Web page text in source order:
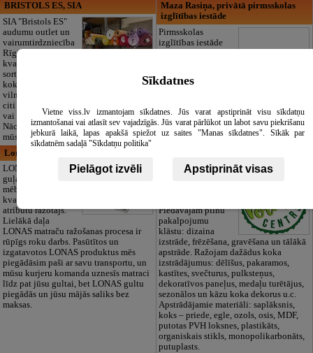
BRISTOLS ES, SIA
SIA "Bristols ES"
audumu outlet un
vairumtirdzniecība
Rīgā. Plašs un
kvalitatīvs tekstila
sortiments:
kokvilna, lins, zīds,
vilna, trikotāža un
citi audumi šūšanai
vai ražošanai.
Nāciet un iepazīstieties ar pilnu klāstu
mūsu noliktavā klātienē!
Maza Rasiņa, privātā pirmsskolas
izglītības iestāde
Pirmsskolas
izglītības iestāde
Pārdaugavā,
Zasulaukā, bērniem
(LV/RU), logopēds, speciālais atbalsts,
pulciņi, liela zaļa teritorija un 3x
ēdināšana. Strādājam visu gadu!
Lonas Latvija, SIA, veikals
LONAS - ir
guļamistabas
mēbeļu un citu
kvalitatīva miega
atribūtu ražotājs.
Lielākā daļa
LONAS matraču ražošanas procesa ir
rūpīgs roku darbs. Pasūtītos un
izgatavotos LONAS produktus mēs
piegādāsim paši ar savu transportu, un
mūsu kurjeru komanda uznesīs matraci
līdz pat jūsu gultai, bet LONAS gultu
piegādās un jūsu mājās saliks bez
maksas.
VOLMĀRCENTRS
Piedāvājam pilnu
pakalpojumu
klāstu: dizaina
izstrāde, frēzēšana, gravēšana un tālākā
apstrāde. Ražojam dažādus koka
izstrādājumus: dēlīšus, pakaramos,
kastītes, svečturus, pulksteņus,
dekoratīvos paneļus, medaļu turētājus,
sezonālos un kāzu koka dekorus u.c.
Apstrādājamie materiāli: saplāksnis,
koks – priede, egle, ozols, osis, MDF,
putotas PVH loksnes, plastikāts,
organiskais stikls, monopolikarbonāts,
putuplasts.
Sīkdatnes
Vietne viss.lv izmantojam sīkdatnes. Jūs varat apstiprināt visu sīkdatņu
izmantošanai vai atlasīt sev vajadzīgās. Jūs varat pārlūkot un labot savu piekrišanu
jebkurā laikā, lapas apakšā spiežot uz saites "Manas sīkdatnes". Sīkāk par
sīkdatnēm sadaļā "Sīkdatņu politika"
Pielāgot izvēli Apstiprināt visas